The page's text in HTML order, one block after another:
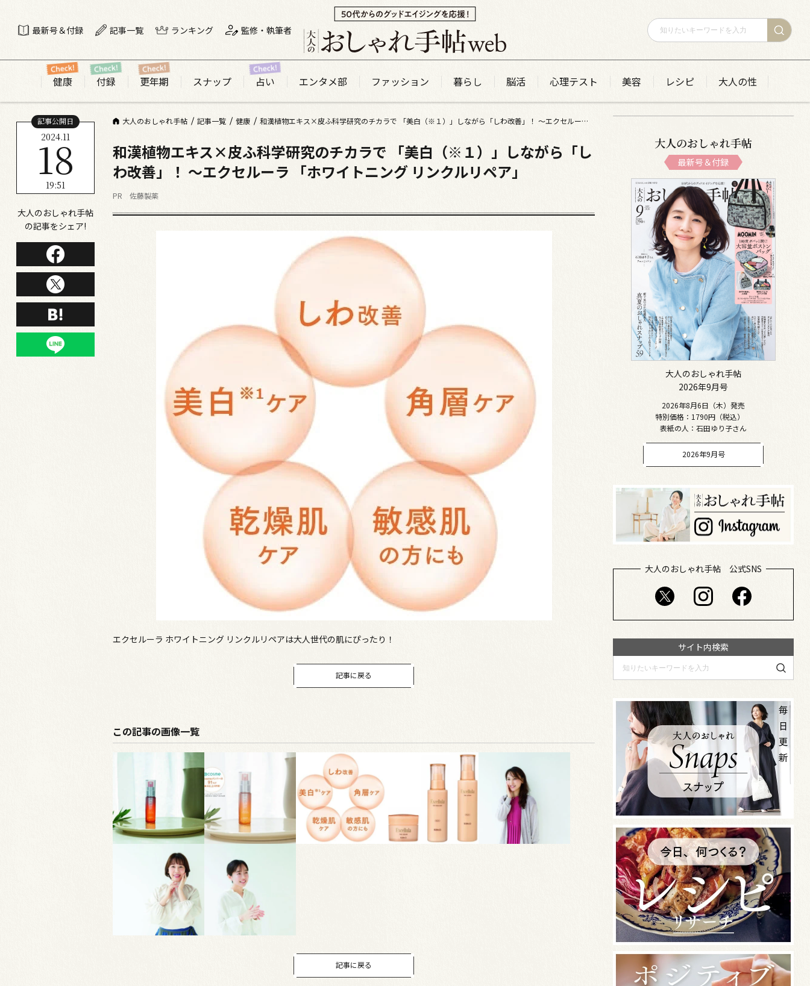
最新号＆付録 記事一覧 ランキング 監修・執筆者
健康 付録 更年期 スナップ 占い エンタメ部 ファッション 暮らし 脳活 心理テスト 美容 レシピ 大人の性
記事公開日
2024.11
18
19:51
大人のおしゃれ手帖
の記事をシェア!
大人のおしゃれ手帖 記事一覧 健康 和漢植物エキス×皮ふ科学研究のチカラで 「美白（※１）」しながら「しわ改善」！ ～エクセルーラ 「ホワイトニング リンクルリペア」
和漢植物エキス×皮ふ科学研究のチカラで 「美白（※１）」しながら「し
わ改善」！ ～エクセルーラ 「ホワイトニング リンクルリペア」
PR 佐藤製薬
エクセルーラ ホワイトニング リンクルリペアは大人世代の肌にぴったり！
記事に戻る
この記事の画像一覧
記事に戻る
大人のおしゃれ手帖
最新号＆付録
大人のおしゃれ手帖
2026年9月号
2026年8月6日（木）発売
特別価格：1790円（税込）
表紙の人：石田ゆり子さん
2026年9月号
大人のおしゃれ手帖 公式SNS
サイト内検索